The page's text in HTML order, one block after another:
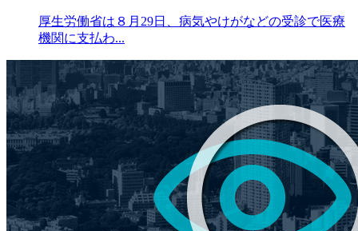
厚生労働省は８月29日、病気やけがなどの受診で医療
機関に支払わ...